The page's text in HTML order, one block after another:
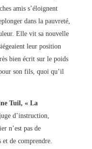
amis s’éloignent
dans la pauvreté,
Elle vit sa nouvelle
leur position
bien écrit sur le poids
son fils, quoi qu’il
Tuil, « La
d’instruction,
n’est pas de
de comprendre.